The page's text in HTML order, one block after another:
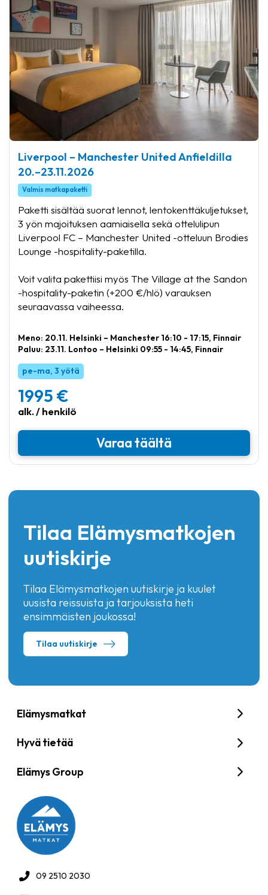
Liverpool – Manchester United Anfieldilla
20.–23.11.2026
Valmis matkapaketti
Paketti sisältää suorat lennot, lentokenttäkuljetukset,
3 yön majoituksen aamiaisella sekä ottelulipun
Liverpool FC – Manchester United -otteluun Brodies
Lounge -hospitality-paketilla.
Voit valita pakettiisi myös The Village at the Sandon
-hospitality-paketin (+200 €/hlö) varauksen
seuraavassa vaiheessa.
Meno: 20.11. Helsinki – Manchester 16:10 - 17:15, Finnair
Paluu: 23.11. Lontoo – Helsinki 09:55 - 14:45, Finnair
pe-ma, 3 yötä
1995 €
alk. / henkilö
Varaa täältä
Tilaa Elämysmatkojen
uutiskirje
Tilaa Elämysmatkojen uutiskirje ja kuulet
uusista reissuista ja tarjouksista heti
ensimmäisten joukossa!
Tilaa uutiskirje
Elämysmatkat
Hyvä tietää
Elämys Group
09 2510 2030